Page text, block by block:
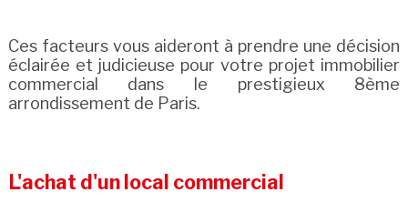
Ces facteurs vous aideront à prendre une décision
éclairée et judicieuse pour votre projet immobilier
commercial dans le prestigieux 8ème
arrondissement de Paris.
L'achat d'un local commercial